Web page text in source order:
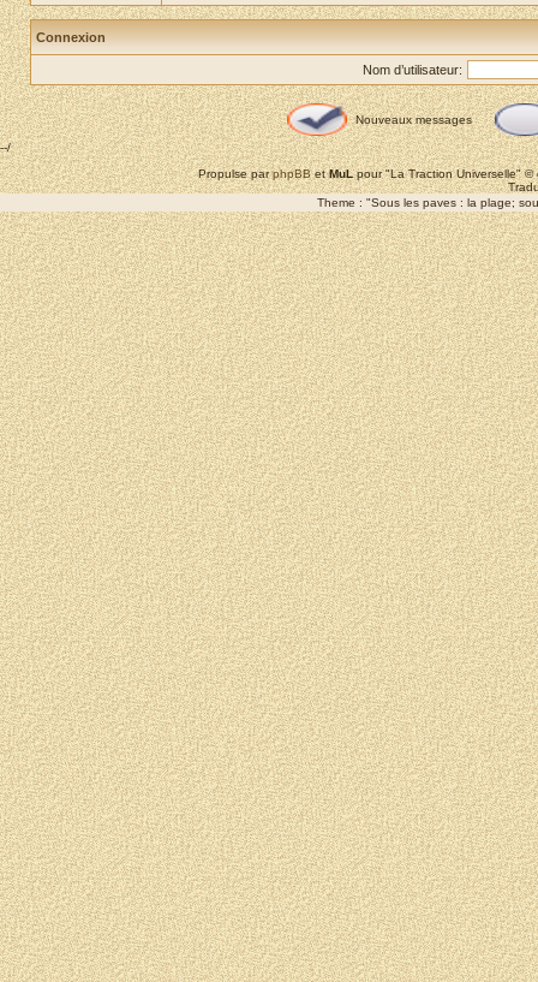
Connexion
Nom d’utilisateur:
Nouveaux messages
--/
Propulse parphpBBetMuLpour "La Traction Universelle"
Theme : "Sous les paves : la plage;